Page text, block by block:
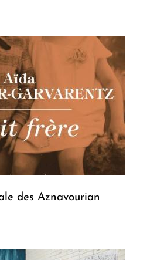
des Aznavourian